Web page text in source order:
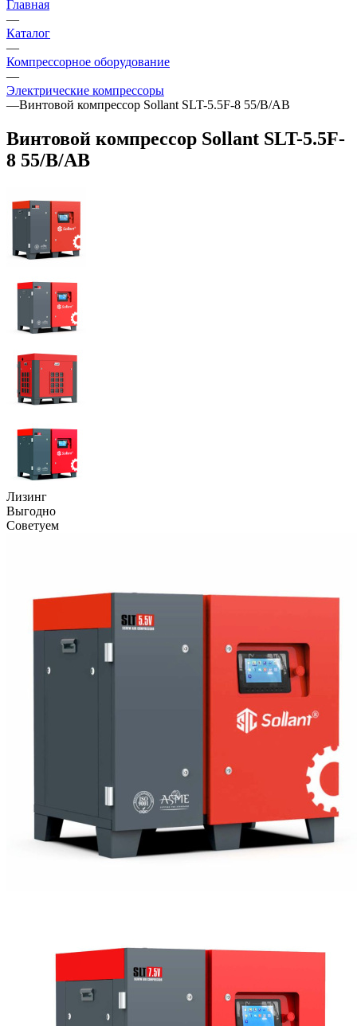
Главная
—
Каталог
—
Компрессорное оборудование
—
Электрические компрессоры
—Винтовой компрессор Sollant SLT-5.5F-8 55/B/AB
Винтовой компрессор Sollant SLT-5.5F-
8 55/B/AB
Лизинг
Выгодно
Советуем